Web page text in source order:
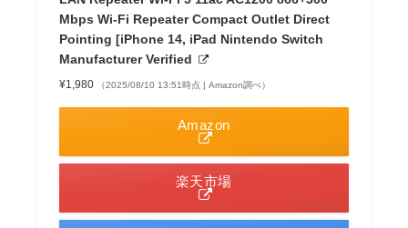
Mbps Wi-Fi Repeater Compact Outlet Direct
Pointing [iPhone 14, iPad Nintendo Switch
Manufacturer Verified
¥1,980 （2025/08/10 13:51時点 | Amazon調べ）
Amazon
楽天市場